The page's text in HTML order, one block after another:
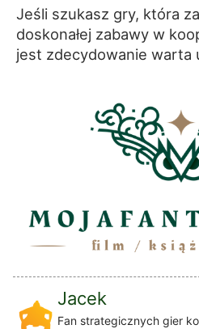
Jeśli szukasz gry, która
doskonałej zabawy w
jest zdecydowanie warta
Jacek
Fan strategicznych gier